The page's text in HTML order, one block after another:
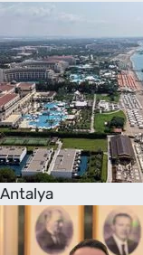
Antalya